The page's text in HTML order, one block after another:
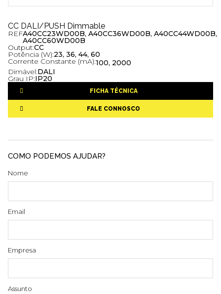
CC DALI/PUSH Dimmable
REFA40CC23WD00B, A40CC36WD00B, A40CC44WD00B,
A40CC60WD00B
Output:CC
Potência (W):23, 36, 44, 60
Corrente Constante (mA):100, 2000
Dimável:DALI
Grau IP:IP20
FICHA TÉCNICA
FALE CONNOSCO
COMO PODEMOS AJUDAR?
Nome
Email
Empresa
Assunto